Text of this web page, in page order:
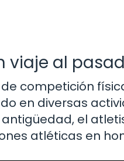
viaje al
competición
en diversas
el
atléticas en